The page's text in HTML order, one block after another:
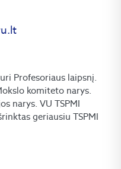
Profesoriaus laipsnį.
komiteto narys.
narys. VU TSPMI
geriausiu TSPMI